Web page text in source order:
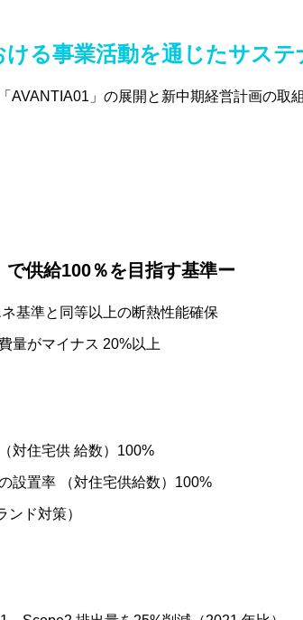
る事業活動を通じたサス
AVANTIA01」の展開と新中期経営計画の取
供給100％を目指す基準ー
基準と同等以上の断熱性能確保
量がマイナス 20%以上
対住宅供 給数）100%
設置率 （対住宅供給数）100%
ド対策）